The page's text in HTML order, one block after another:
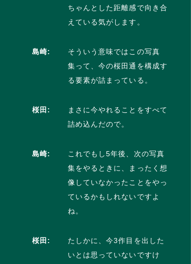
ちゃんとした距離感で向き合
えている気がします。
島崎:
そういう意味ではこの写真
集って、今の桜田通を構成す
る要素が詰まっている。
桜田:
まさに今やれることをすべて
詰め込んだので。
島崎:
これでもし5年後、次の写真
集をやるときに、まったく想
像していなかったことをやっ
ているかもしれないですよ
ね。
桜田:
たしかに、今3作目を出した
いとは思っていないですけ